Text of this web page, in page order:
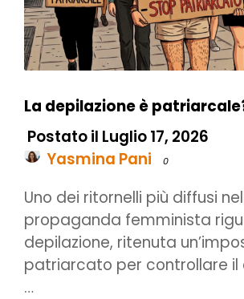
La depilazione è
Postato il Luglio 17, 2026
Yasmina Pani
0
Uno dei ritornelli più diffusi
propaganda femminista
depilazione, ritenuta
patriarcato per controllare il
…